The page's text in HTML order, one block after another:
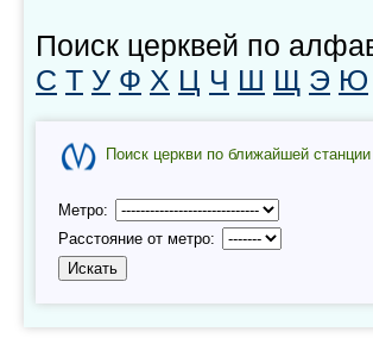
Поиск церквей по
С Т У Ф Х Ц Ч Ш Щ Э Ю
Поиск церкви по ближайшей
Метро:
Расстояние от метро: